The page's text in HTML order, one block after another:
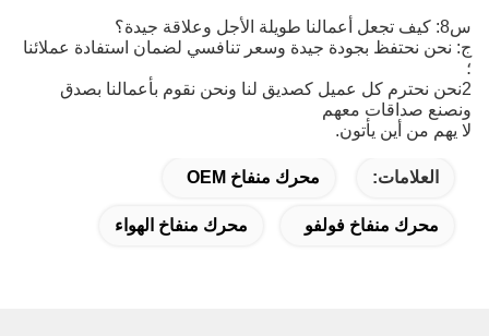
س8: كيف تجعل أعمالنا طويلة الأجل وعلاقة جيدة؟
ج: نحن نحتفظ بجودة جيدة وسعر تنافسي لضمان استفادة عملائنا
؛
2نحن نحترم كل عميل كصديق لنا ونحن نقوم بأعمالنا بصدق
ونصنع صداقات معهم
لا يهم من أين يأتون.
العلامات: محرك منفاخ OEM
محرك منفاخ فولفو محرك منفاخ الهواء